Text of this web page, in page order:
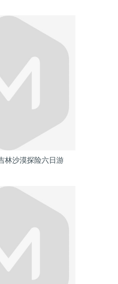
林沙漠探险六日游